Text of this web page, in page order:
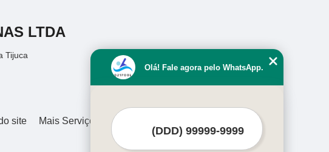
LTDA
Tijuca
site Mais Serviços
Olá! Fale agora pelo WhatsApp.